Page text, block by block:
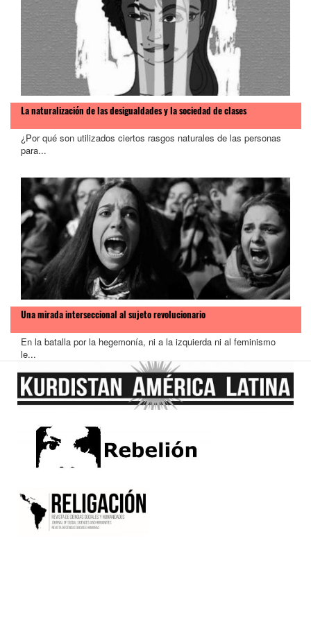
La naturalización de las desigualdades y la sociedad de clases
¿Por qué son utilizados ciertos rasgos naturales de las personas
para...
Una mirada interseccional al sujeto revolucionario
En la batalla por la hegemonía, ni a la izquierda ni al feminismo
le...